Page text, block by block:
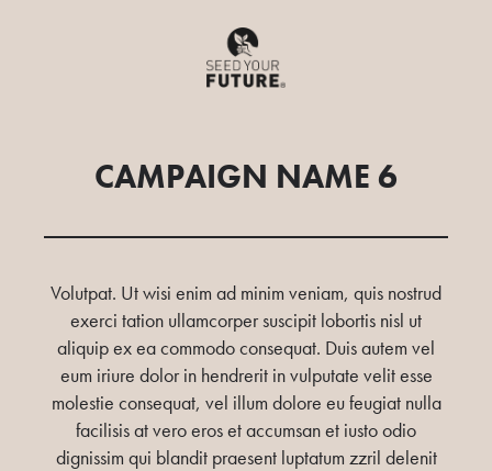
CAMPAIGN NAME 6
Volutpat. Ut wisi enim ad minim veniam, quis nostrud
exerci tation ullamcorper suscipit lobortis nisl ut
aliquip ex ea commodo consequat. Duis autem vel
eum iriure dolor in hendrerit in vulputate velit esse
molestie consequat, vel illum dolore eu feugiat nulla
facilisis at vero eros et accumsan et iusto odio
dignissim qui blandit praesent luptatum zzril delenit